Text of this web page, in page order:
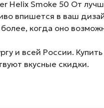
Helix Smoke 50 От
впишется в ваш
когда оно
и всей России.
вкусные скидки.